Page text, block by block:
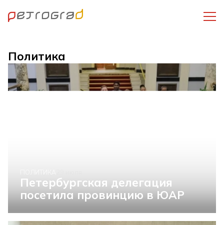
Политика
Петербургская делегация
посетила провинцию в ЮАР